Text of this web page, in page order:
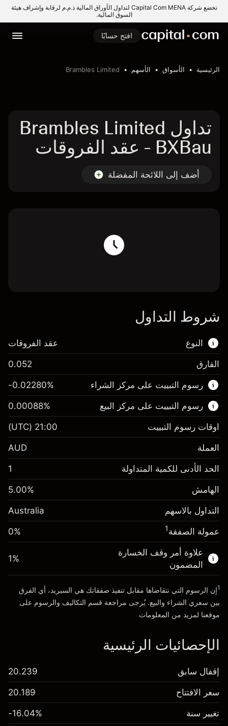
تخضع شركة Capital Com MENA لتداول الأوراق المالية ذ.م.م لرقابة وإشراف هيئة
السوق المالية.
افتح حسابًا
الرئيسية الأسواق الأسهم Brambles Limited
تداول Brambles Limited
- BXBau عقد الفروقات
أضف إلى اللائحة المفضلة
شروط التداول
النوع
هذا السوق المالي متاح للتداول من خلال عقود
الفروقات.
اعرف المزيد عن:
عقود الفروقات
عقد الفروقات
الفارق 0.052
رسوم التبييت على مركز الشراء
الهامش. استثمارك A$1,000.00
-0.022801
%
(-A$4.56)
حجم التداول مع الرافعة المالية ~ $
A$20,000.00
المال من الرافعة المالية ~
الذهاب إلى المنصة
-0.02280%
رسوم التبييت على مركز البيع
الهامش. استثمارك A$1,000.00
رسم المبيت
0.000884
%
(A$0.18)
حجم التداول مع الرافعة المالية ~ $
المال من الرافعة المالية ~
0.00088%
اوقات رسوم التبييت 21:00
(UTC)
العملة AUD
الحد الأدنى للكمية المتداولة 1
الهامش 5.00%
التداول بالاسهم Australia
عمولة الصفقة1
0%
علاوة أمر وقف الخسارة
المضمون
1%
1إن الرسوم التي نتقاضاها مقابل تنفيذ صفقاتك هي السبريد، أي الفرق
بين سعري الشراء والبيع. يُرجى مراجعة قسم التكاليف والرسوم على
موقعنا لمزيد من المعلومات
الإحصائيات الرئيسية
إقفال سابق 20.239
سعر الافتتاح 20.189
تغيير سنة -16.04%